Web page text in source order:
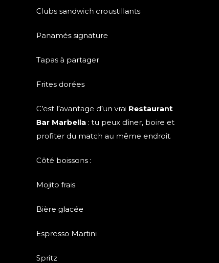
Clubs sandwich croustillants
Panamés signature
Tapas à partager
Frites dorées
C’est l’avantage d’un vrai Restaurant
Bar Marbella : tu peux dîner, boire et
profiter du match au même endroit.
Côté boissons :
Mojito frais
Bière glacée
Espresso Martini
Spritz